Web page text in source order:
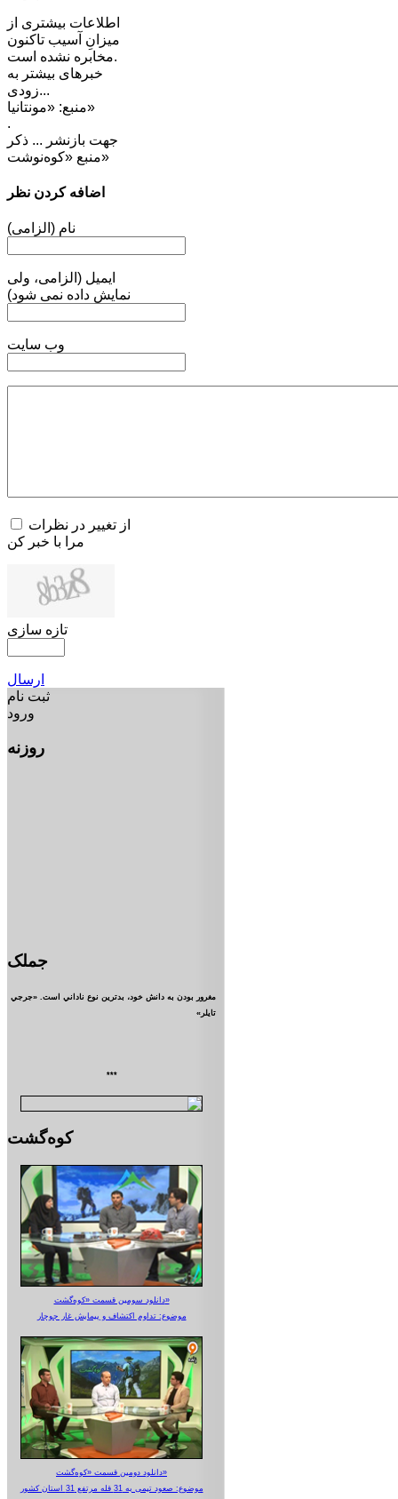
اطلاعات بیشتری از
میزانِ آسیب تاکنون
مخابره نشده است.
خبرهای بیشتر به
زودی...
منبع: «مونتانیا»
.
جهت بازنشر ... ذکر
منبع «کوه‌نوشت»
اضافه کردن نظر
نام (الزامی)
ایمیل (الزامی، ولی
نمایش داده نمی شود)
وب سایت
از تغییر در نظرات
مرا با خبر کن
تازه سازی
ارسال
ثبت نام
ورود
روزنه
جملک
مغرور بودن به دانش خود، بدترين نوع ناداني است. «جرجي
تايلر»
***
کوه‌گشت
دانلود سومین قسمت «کوه‌گشت»
موضوع: تداوم اکتشاف و پیمایش غار جوجار
دانلود دومین قسمت «کوه‌گشت»
موضوع: صعود تیمی به 31 قله مرتفع 31 استان کشور